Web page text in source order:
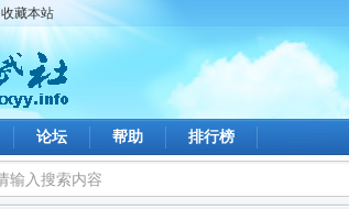
收藏本站
论坛 帮助 排行榜